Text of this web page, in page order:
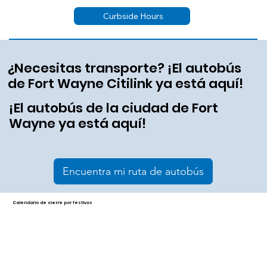
Curbside Hours
¿Necesitas transporte? ¡El autobús
de Fort Wayne Citilink ya está aquí!
¡El autobús de la ciudad de Fort
Wayne ya está aquí!
Encuentra mi ruta de autobús
Calendario de cierre por festivos